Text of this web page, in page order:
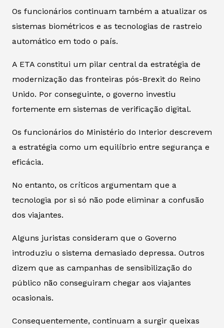
Os funcionários continuam também a atualizar os
sistemas biométricos e as tecnologias de rastreio
automático em todo o país.
A ETA constitui um pilar central da estratégia de
modernização das fronteiras pós-Brexit do Reino
Unido. Por conseguinte, o governo investiu
fortemente em sistemas de verificação digital.
Os funcionários do Ministério do Interior descrevem
a estratégia como um equilíbrio entre segurança e
eficácia.
No entanto, os críticos argumentam que a
tecnologia por si só não pode eliminar a confusão
dos viajantes.
Alguns juristas consideram que o Governo
introduziu o sistema demasiado depressa. Outros
dizem que as campanhas de sensibilização do
público não conseguiram chegar aos viajantes
ocasionais.
Consequentemente, continuam a surgir queixas